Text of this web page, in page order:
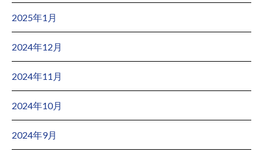
2025年1月
2024年12月
2024年11月
2024年10月
2024年9月